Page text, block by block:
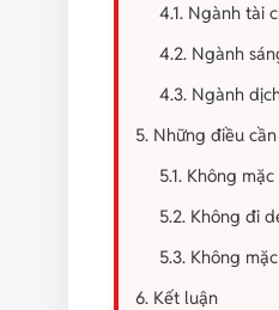
4.1. Ngành tài
4.2. Ngành
4.3. Ngành
5. Những điều
5.1. Không
5.2. Không đi
5.3. Không
6. Kết luận